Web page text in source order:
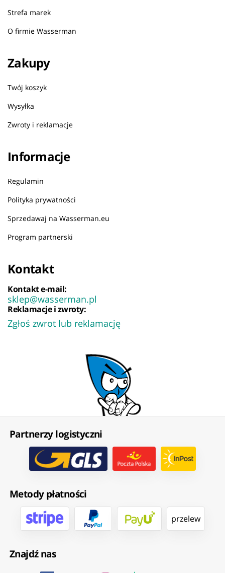
Strefa marek
O firmie Wasserman
Zakupy
Twój koszyk
Wysyłka
Zwroty i reklamacje
Informacje
Regulamin
Polityka prywatności
Sprzedawaj na Wasserman.eu
Program partnerski
Kontakt
Kontakt e-mail:
sklep@wasserman.pl
Reklamacje i zwroty:
Zgłoś zwrot lub reklamację
Partnerzy logistyczni
Metody płatności
przelew
Znajdź nas